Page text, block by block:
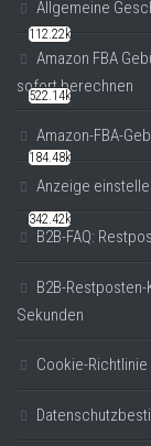
Allgemeine
Amazon FBA
sofort berechnen
Amazon-FBA-
Anzeige
B2B-FAQ:
B2B-
Sekunden
Cookie-Richtlinie
112.22k
522.14k
184.48k
342.42k